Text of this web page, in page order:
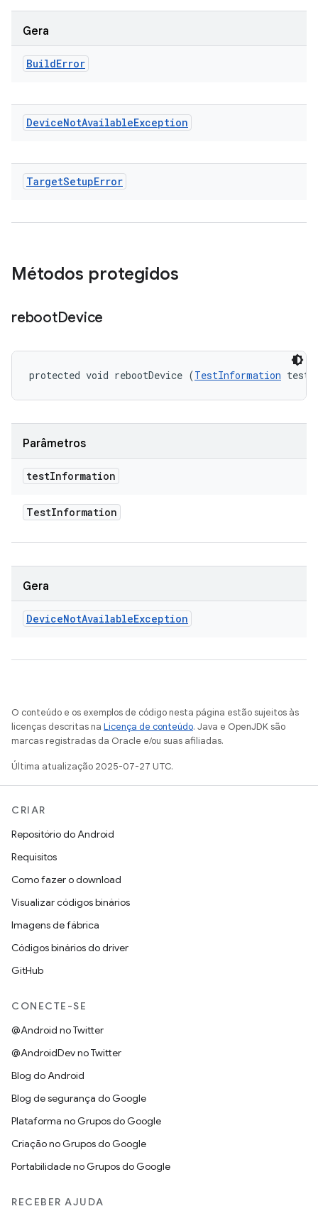
Gera
BuildError
DeviceNotAvailableException
TargetSetupError
Métodos protegidos
rebootDevice
protected void rebootDevice (TestInformation
Parâmetros
testInformation
TestInformation
Gera
DeviceNotAvailableException
O conteúdo e os exemplos de código nesta página estão sujeitos às
licenças descritas na Licença de conteúdo. Java e OpenJDK são
marcas registradas da Oracle e/ou suas afiliadas.
Última atualização 2025-07-27 UTC.
CRIAR
Repositório do Android
Requisitos
Como fazer o download
Visualizar códigos binários
Imagens de fábrica
Códigos binários do driver
GitHub
CONECTE-SE
@Android no Twitter
@AndroidDev no Twitter
Blog do Android
Blog de segurança do Google
Plataforma no Grupos do Google
Criação no Grupos do Google
Portabilidade no Grupos do Google
RECEBER AJUDA